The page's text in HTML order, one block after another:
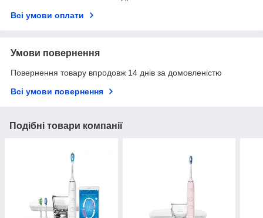
Всі умови оплати
Умови повернення
Повернення товару впродовж 14 днів за домовленістю
Всі умови повернення
Подібні товари компанії